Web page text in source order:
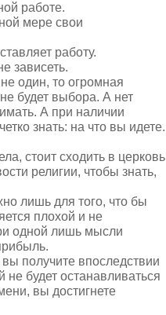
работе.
мере свои
работу.
зависеть.
один, то огромная
будет выбора. А нет
А при наличии
знать: на что вы идете.
стоит сходить в церковь
религии, чтобы знать,
лишь для того, что бы
плохой и не
одной лишь мысли
получите впоследствии
будет останавливаться
вы достигнете